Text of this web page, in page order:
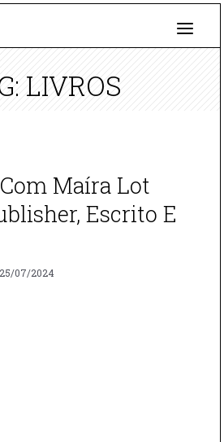
LIVROS
Maíra Lot
Escrito E
25/07/2024